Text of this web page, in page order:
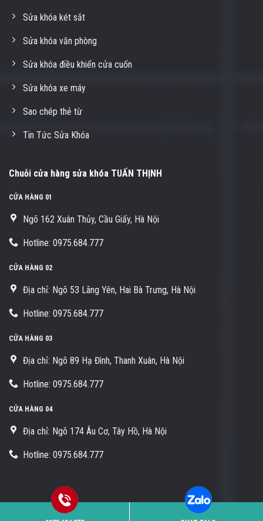
Sửa khóa két sắt
Sửa khóa văn phòng
Sửa khóa điều khiển cửa cuốn
Sửa khóa xe máy
Sao chép thẻ từ
Tin Tức Sửa Khóa
Chuỗi cửa hàng sửa khóa TUẤN THỊNH
CỬA HÀNG 01
Ngõ 162 Xuân Thủy, Cầu Giấy, Hà Nội
Hotline: 0975.684.777
CỬA HÀNG 02
Địa chỉ: Ngõ 53 Lãng Yên, Hai Bà Trưng, Hà Nội
Hotline: 0975.684.777
CỬA HÀNG 03
Địa chỉ: Ngõ 89 Hạ Đình, Thanh Xuân, Hà Nội
Hotline: 0975.684.777
CỬA HÀNG 04
Địa chỉ: Ngõ 174 Âu Cơ, Tây Hồ, Hà Nội
Hotline: 0975.684.777
Copyright 2026 © Sửa khóa Tuấn Thịnh